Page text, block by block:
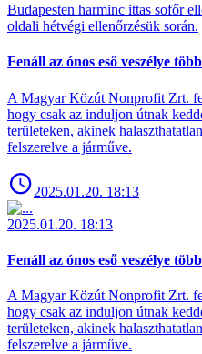
Budapesten harminc ittas sofőr
oldali hétvégi ellenőrzésük során.
Fenáll az ónos eső veszélye
A Magyar Közút Nonprofit Zrt.
hogy csak az induljon útnak
területeken, akinek
felszerelve a járműve.
2025.01.20. 18:13
2025.01.20. 18:13
Fenáll az ónos eső veszélye
A Magyar Közút Nonprofit Zrt.
hogy csak az induljon útnak
területeken, akinek
felszerelve a járműve.